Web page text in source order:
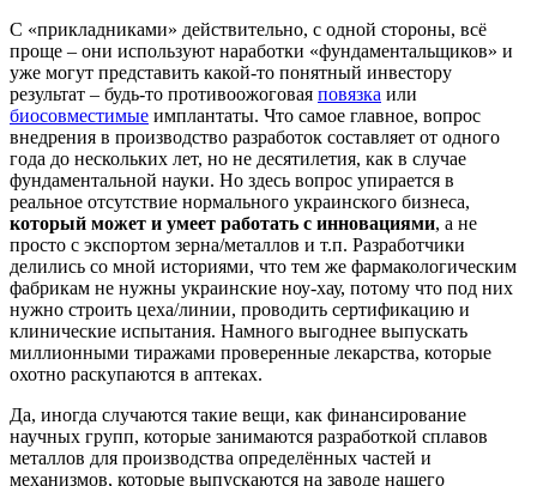
С «прикладниками» действительно, с одной стороны, всё
проще – они используют наработки «фундаментальщиков» и
уже могут представить какой-то понятный инвестору
результат – будь-то противоожоговая повязка или
биосовместимые имплантаты. Что самое главное, вопрос
внедрения в производство разработок составляет от одного
года до нескольких лет, но не десятилетия, как в случае
фундаментальной науки. Но здесь вопрос упирается в
реальное отсутствие нормального украинского бизнеса,
который может и умеет работать с инновациями, а не
просто с экспортом зерна/металлов и т.п. Разработчики
делились со мной историями, что тем же фармакологическим
фабрикам не нужны украинские ноу-хау, потому что под них
нужно строить цеха/линии, проводить сертификацию и
клинические испытания. Намного выгоднее выпускать
миллионными тиражами проверенные лекарства, которые
охотно раскупаются в аптеках.
Да, иногда случаются такие вещи, как финансирование
научных групп, которые занимаются разработкой сплавов
металлов для производства определённых частей и
механизмов, которые выпускаются на заводе нашего